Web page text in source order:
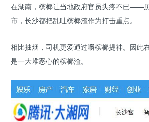
在湖南，槟榔让当地政府官员头疼不已——
市，长沙都把乱吐槟榔渣作为打击重点。
相比抽烟，司机更爱通过嚼槟榔提神。因此
是一大堆恶心的槟榔渣。